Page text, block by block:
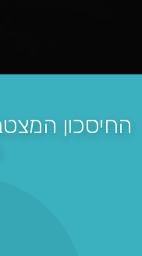
החיסכון